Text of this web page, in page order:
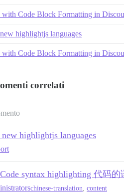
with Code Block Formatting in
highlightjs languages
with Code Block Formatting in
correlati
highlightjs languages
syntax highlighting 代码
chinese-translation content